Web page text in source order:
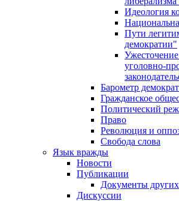
Идеология
Пути
демократии"
уголовно-
Барометр
Гражданское
Политический
Право
Революция и
Свобода слова
Язык вражды
Новости
Публикации
Документы
Дискуссии